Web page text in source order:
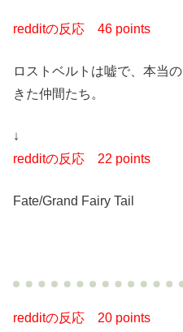
redditの反応 46 points
ロストベルトは嘘で、本当
きた仲間たち。
↓
redditの反応 22 points
Fate/Grand Fairy Tail
redditの反応 20 points